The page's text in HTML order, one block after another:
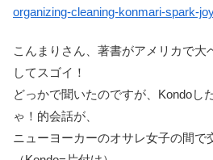
organizing-cleaning-konmari-spark-
こんまりさん、著書がアメリカで大
してスゴイ！
どっかで聞いたのですが、Kondoし
ゃ！的会話が、
ニューヨーカーのオサレ女子の間で